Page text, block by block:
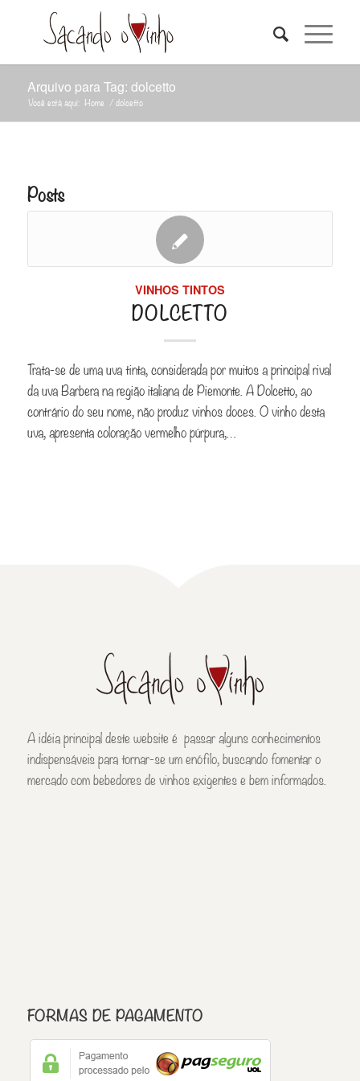
Arquivo para Tag: dolcetto
Você está aqui: Home /dolcetto
Posts
VINHOS TINTOS
DOLCETTO
Trata-se de uma uva tinta, considerada por muitos a principal rival
da uva Barbera na região italiana de Piemonte. A Dolcetto, ao
contrário do seu nome, não produz vinhos doces. O vinho desta
uva, apresenta coloração vermelho púrpura,…
A idéia principal deste website é passar alguns conhecimentos
indispensáveis para tornar-se um enófilo, buscando fomentar o
mercado com bebedores de vinhos exigentes e bem informados.
FORMAS DE PAGAMENTO